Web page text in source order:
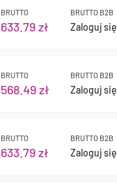
BRUTTO
633.79 zł
BRUTTO B2B
Zaloguj się
BRUTTO
568.49 zł
BRUTTO B2B
Zaloguj się
BRUTTO
633.79 zł
BRUTTO B2B
Zaloguj się